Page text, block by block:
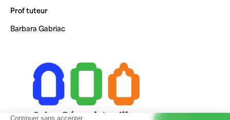
Prof tuteur
Barbara Gabriac